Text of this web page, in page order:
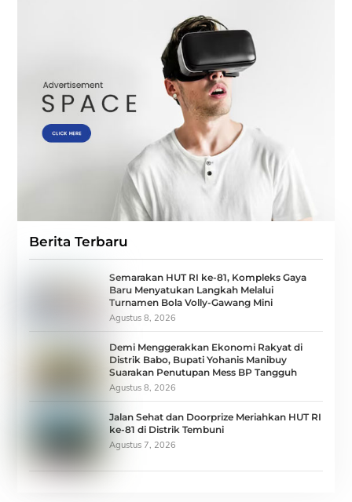
Berita Terbaru
Semarakan HUT RI ke-81, Kompleks Gaya
Baru Menyatukan Langkah Melalui
Turnamen Bola Volly-Gawang Mini
Agustus 8, 2026
Demi Menggerakkan Ekonomi Rakyat di
Distrik Babo, Bupati Yohanis Manibuy
Suarakan Penutupan Mess BP Tangguh
Agustus 8, 2026
Jalan Sehat dan Doorprize Meriahkan HUT RI
ke-81 di Distrik Tembuni
Agustus 7, 2026